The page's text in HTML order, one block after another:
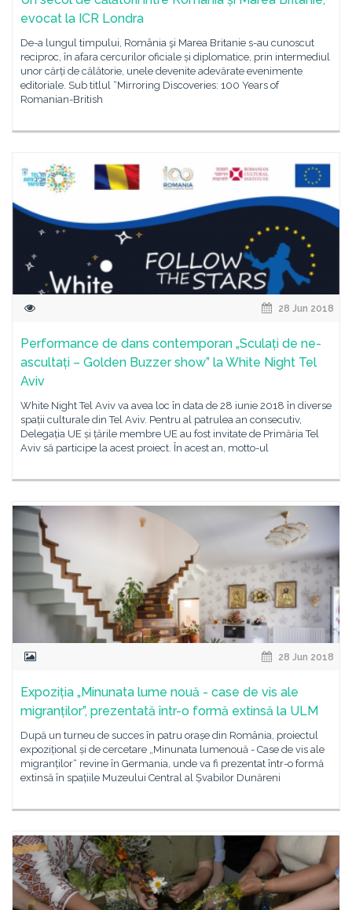
evocat la ICR Londra
De-a lungul timpului, România şi Marea Britanie s-au cunoscut
reciproc, în afara cercurilor oficiale și diplomatice, prin intermediul
unor cărți de călătorie, unele devenite adevărate evenimente
editoriale. Sub titlul “Mirroring Discoveries: 100 Years of
Romanian-British
28 Jun 2018
Performance de dans contemporan „Sculați de ne-
ascultați – Golden Buzzer show” la White Night Tel
Aviv
White Night Tel Aviv va avea loc în data de 28 iunie 2018 în diverse
spații culturale din Tel Aviv. Pentru al patrulea an consecutiv,
Delegația UE și țările membre UE au fost invitate de Primăria Tel
Aviv să participe la acest proiect. În acest an, motto-ul
28 Jun 2018
Expoziția „Minunata lume nouă - case de vis ale
migranților”, prezentată într-o formă extinsă la ULM
După un turneu de succes în patru orașe din România, proiectul
expozițional și de cercetare „Minunata lumenouă - Case de vis ale
migranților“ revine în Germania, unde va fi prezentat într-o formă
extinsă în spațiile Muzeului Central al Șvabilor Dunăreni